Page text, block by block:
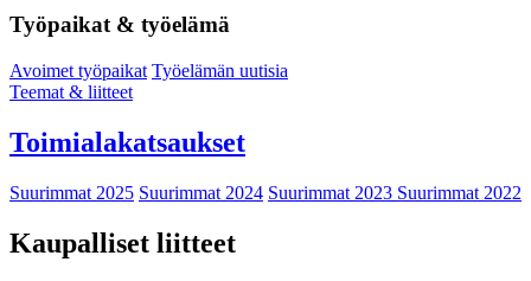
Työpaikat & työelämä
Avoimet työpaikat Työelämän uutisia
Teemat & liitteet
Toimialakatsaukset
Suurimmat 2025 Suurimmat 2024 Suurimmat 2023 Suurimmat 2022
Kaupalliset liitteet